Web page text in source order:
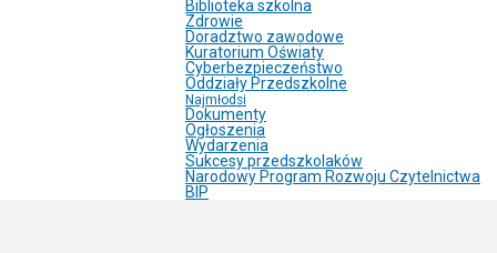
Biblioteka szkolna
Zdrowie
Doradztwo zawodowe
Kuratorium Oświaty
Cyberbezpieczeństwo
Oddziały Przedszkolne
Najmłodsi
Dokumenty
Ogłoszenia
Wydarzenia
Sukcesy przedszkolaków
Narodowy Program Rozwoju Czytelnictwa
BIP